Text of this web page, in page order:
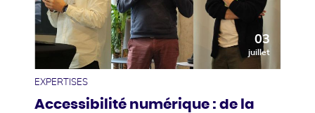
03
juillet
EXPERTISES
Accessibilité numérique : de la